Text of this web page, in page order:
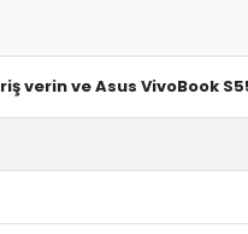
verin ve Asus VivoBook